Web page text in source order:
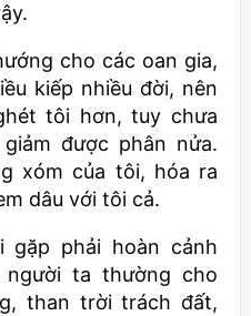
cho các oan gia,
kiếp nhiều đời, nên
tôi hơn, tuy chưa
được phân nửa.
xóm của tôi, hóa ra
dâu với tôi cả.
gặp phải hoàn cảnh
ta thường cho
than trời trách đất,